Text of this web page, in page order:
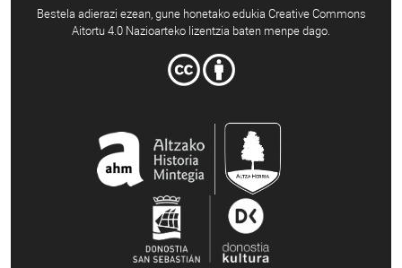
Bestela adierazi ezean, gune honetako edukia Creative Commons
Aitortu 4.0 Nazioarteko lizentzia baten menpe dago.